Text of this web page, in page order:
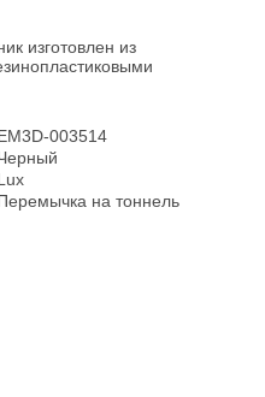
изготовлен из
003514
на тоннель